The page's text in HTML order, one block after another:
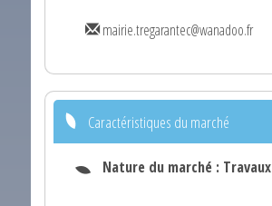
mairie.tregarantec@wanadoo.fr
Caractéristiques du marché
Nature du marché : Travaux